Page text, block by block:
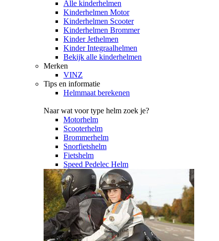
Alle kinderhelmen
Kinderhelmen Motor
Kinderhelmen Scooter
Kinderhelmen Brommer
Kinder Jethelmen
Kinder Integraalhelmen
Bekijk alle kinderhelmen
Merken
VINZ
Tips en informatie
Helmmaat berekenen
Naar wat voor type helm zoek je?
Motorhelm
Scooterhelm
Brommerhelm
Snorfietshelm
Fietshelm
Speed Pedelec Helm